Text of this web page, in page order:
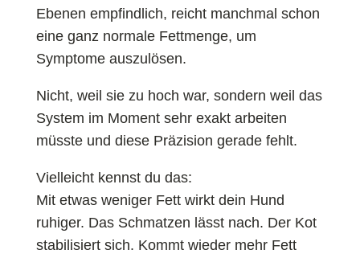
Ebenen empfindlich, reicht manchmal schon
eine ganz normale Fettmenge, um
Symptome auszulösen.
Nicht, weil sie zu hoch war, sondern weil das
System im Moment sehr exakt arbeiten
müsste und diese Präzision gerade fehlt.
Vielleicht kennst du das:
Mit etwas weniger Fett wirkt dein Hund
ruhiger. Das Schmatzen lässt nach. Der Kot
stabilisiert sich. Kommt wieder mehr Fett